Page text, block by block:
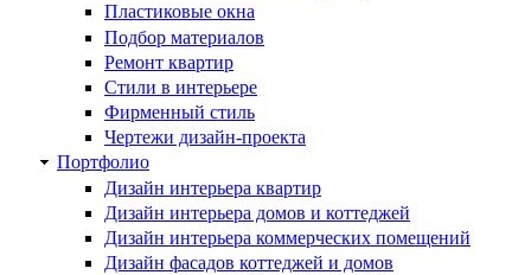
Пластиковые окна
Подбор материалов
Ремонт квартир
Стили в интерьере
Фирменный стиль
Чертежи дизайн-проекта
Портфолио
Дизайн интерьера квартир
Дизайн интерьера домов и коттеджей
Дизайн интерьера коммерческих помещений
Дизайн фасадов коттеджей и домов